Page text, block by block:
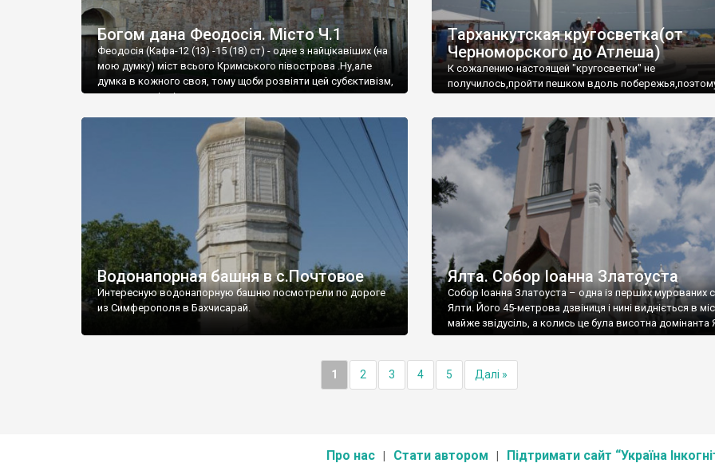
Богом дана Феодосія. Місто Ч.1
Феодосія (Кафа-12 (13) -15 (18) ст) - одне з найцікавіших (на
мою думку) міст всього Кримського півострова .Ну,але
думка в кожного своя, тому щоби розвіяти цей субєктивізм,
запрошую відвідати це
Тарханкутская кругосветка(от
Черноморского до Атлеша)
К сожалению настоящей "кругосветки" не
получилось,пройти пешком вдоль
Водонапорная башня в с.Почтовое
Интересную водонапорную башню посмотрели по дороге
из Симферополя в Бахчисарай.
Ялта. Собор Іоанна Златоуста
Собор Іоанна Златоуста – одна із перших мурованих
Ялти. Його 45-метрова дзвіниця і нині видніється в
майже звідусіль, а колись це була висотна домінанта
1 2 3 4 5 Далі »
Про нас Стати автором Підтримати сайт “Україна